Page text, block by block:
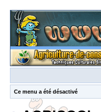
Ce menu a été désactivé